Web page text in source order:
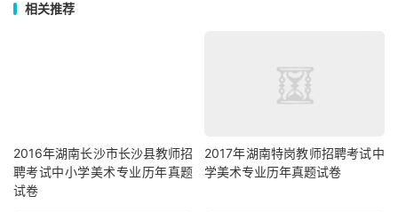
相关推荐
2016年湖南长沙市长沙县教师招
聘考试中小学美术专业历年真题
试卷
2017年湖南特岗教师招聘考试中
学美术专业历年真题试卷